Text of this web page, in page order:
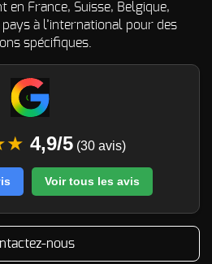
en France, Suisse, Belgique,
à l’international pour des
spécifiques.
4,9/5(30 avis)
Voir tous les avis
nous